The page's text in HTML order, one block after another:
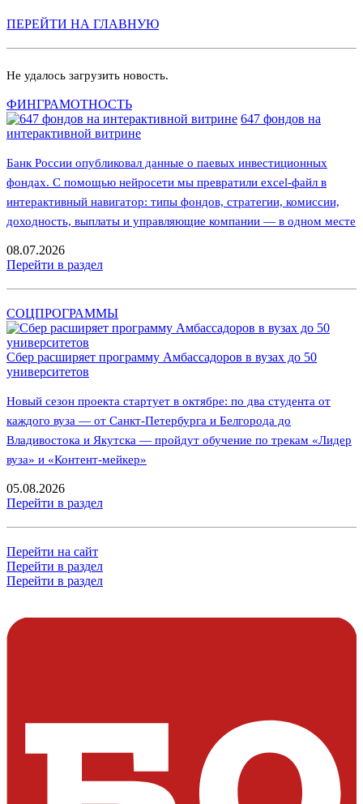
ПЕРЕЙТИ НА ГЛАВНУЮ
Не удалось загрузить новость.
ФИНГРАМОТНОСТЬ
647 фондов на
интерактивной витрине
Банк России опубликовал данные о паевых инвестиционных
фондах. С помощью нейросети мы превратили excel-файл в
интерактивный навигатор: типы фондов, стратегии, комиссии,
доходность, выплаты и управляющие компании — в одном месте
08.07.2026
Перейти в раздел
СОЦПРОГРАММЫ
Сбер расширяет программу Амбассадоров в вузах до 50
университетов
Новый сезон проекта стартует в октябре: по два студента от
каждого вуза — от Санкт-Петербурга и Белгорода до
Владивостока и Якутска — пройдут обучение по трекам «Лидер
вуза» и «Контент-мейкер»
05.08.2026
Перейти в раздел
Перейти на сайт
Перейти в раздел
Перейти в раздел